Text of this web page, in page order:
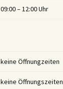
09:00 – 12:00 Uhr
keine Öffnungzeiten
keine Öffnungszeiten